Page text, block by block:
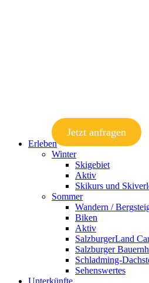
Jetzt anfragen
Erleben
Winter
Skigebiet
Aktiv
Skikurs und
Sommer
Wandern /
Biken
Aktiv
SalzburgerLand
Salzburger
Schladming-
Sehenswertes
Unterkünfte